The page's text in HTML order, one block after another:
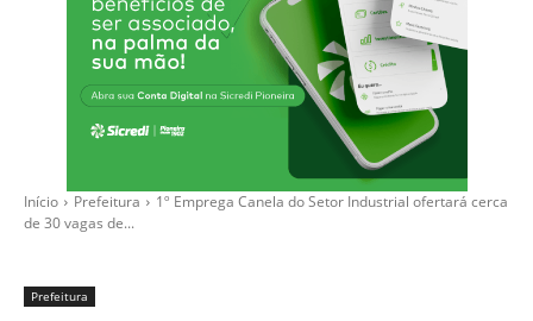
Início Prefeitura
1º Emprega Canela do Setor Industrial ofertará cerca
de 30 vagas de...
Prefeitura